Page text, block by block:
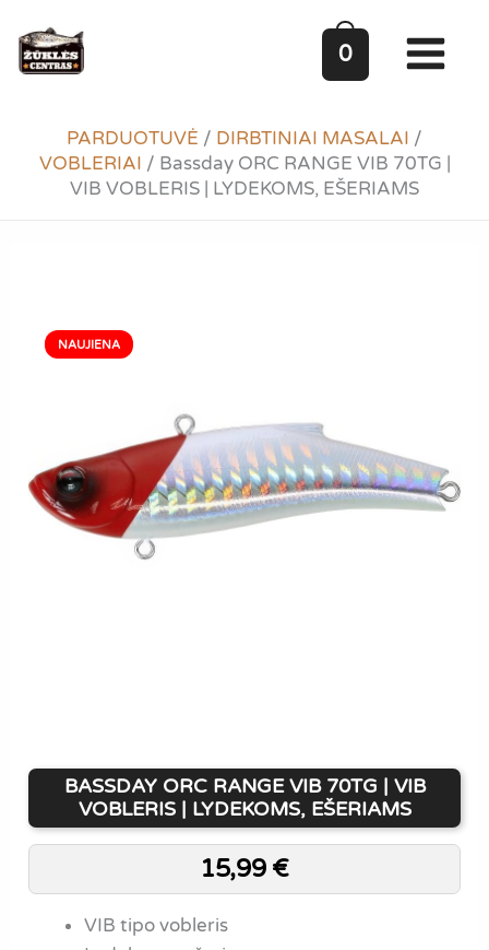
prie
turinio
0
PARDUOTUVĖ / DIRBTINIAI MASALAI /
VOBLERIAI / Bassday ORC RANGE VIB 70TG |
VIB VOBLERIS | LYDEKOMS, EŠERIAMS
NAUJIENA
BASSDAY ORC RANGE VIB 70TG | VIB
VOBLERIS | LYDEKOMS, EŠERIAMS
15,99 €
VIB tipo vobleris